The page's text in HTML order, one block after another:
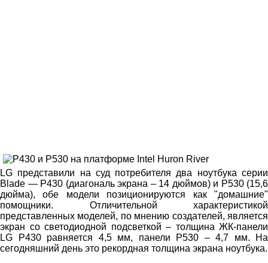
LG представили на суд потребителя два ноутбука серии
Blade — P430 (диагональ экрана – 14 дюймов) и P530 (15,6
дюйма), обе модели позиционируются как "домашние"
помощники. Отличительной характеристикой
представленных моделей, по мнению создателей, является
экран со светодиодной подсветкой – толщина ЖК-панели
LG P430 равняется 4,5 мм, панели P530 – 4,7 мм. На
сегодняшний день это рекордная толщина экрана ноутбука.